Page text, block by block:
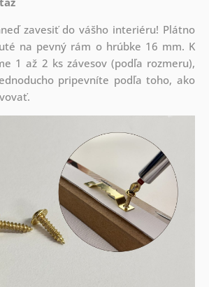
zavesiť do vášho interiéru! Plátno
na pevný rám o hrúbke 16 mm. K
1 až 2 ks závesov (podľa rozmeru),
pripevníte podľa toho, ako